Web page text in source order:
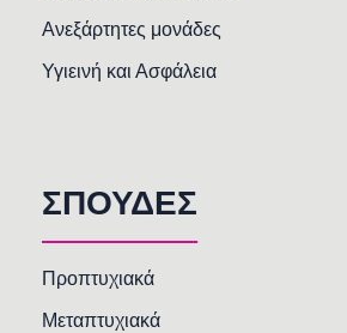
Ανεξάρτητες μονάδες
Υγιεινή και Ασφάλεια
ΣΠΟΥΔΕΣ
Προπτυχιακά
Μεταπτυχιακά